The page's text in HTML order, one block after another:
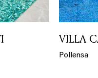
VILLA
Pollensa